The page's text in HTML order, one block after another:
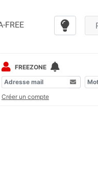
FREE
FREEZONE
Créer un compte